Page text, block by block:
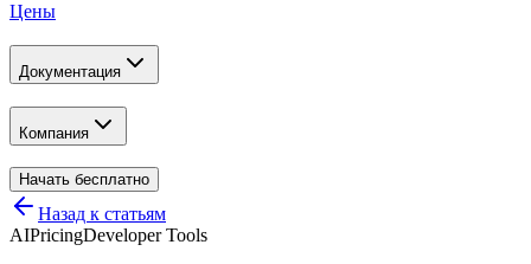
Цены
Документация
Компания
Начать бесплатно
Назад к статьям
AIPricingDeveloper Tools